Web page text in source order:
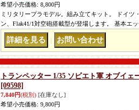
希望小売価格: 8,800円
ミリタリープラモデル。組み立てキット。 ドイツ
ン、Flak41/1対空砲搭載型が登場します。 基本エ
トランペッター 1/35 ソビエト軍 オブイェ
[09598]
7,840円(税別) [在庫なし]
希望小売価格: 9,800円